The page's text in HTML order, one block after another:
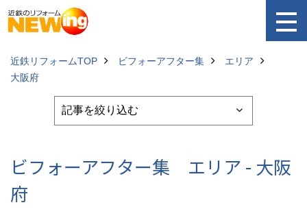
近鉄リフォームTOP ビフォーアフター集
エリア
大阪府
ビフォーアフター集 エリア - 大阪
府